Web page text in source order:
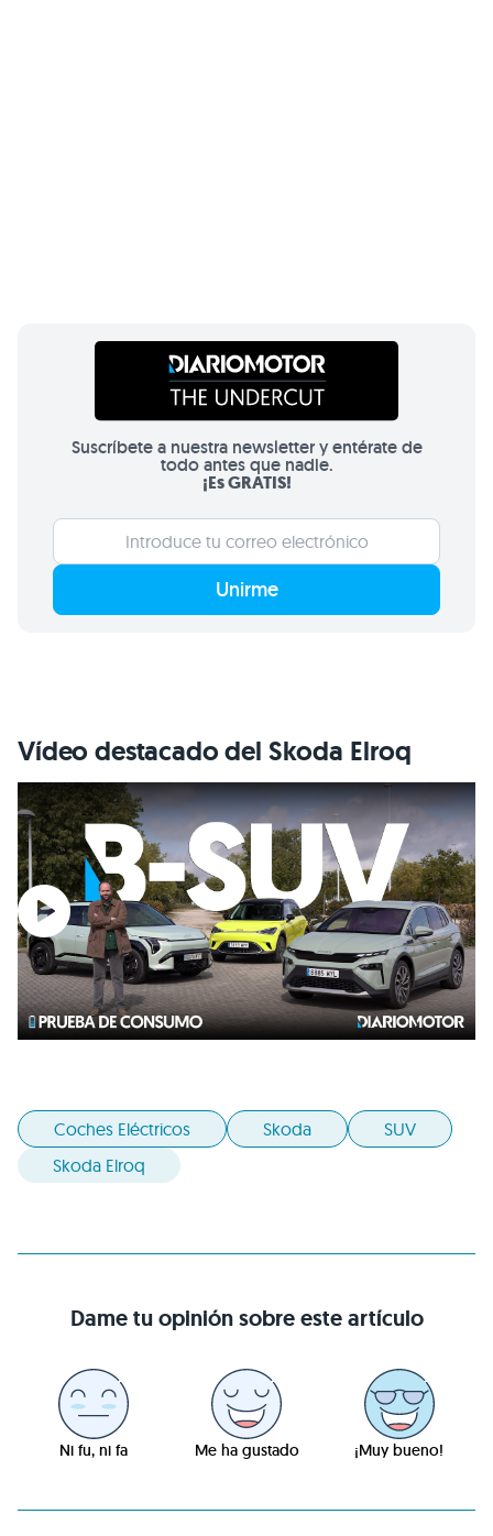
Suscríbete a nuestra newsletter y entérate de
todo antes que nadie.
¡Es GRATIS!
Unirme
Vídeo destacado del Skoda Elroq
Coches Eléctricos Skoda
SUV
Skoda Elroq
Dame tu opinión sobre este artículo
Ni fu, ni fa Me ha gustado ¡Muy bueno!